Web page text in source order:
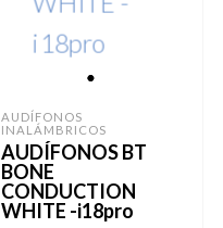
AUDÍFONOS
INALÁMBRICOS
AUDÍFONOS BT
BONE
CONDUCTION
WHITE -i18pro